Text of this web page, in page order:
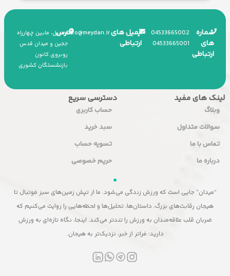
شماره
های
ارتباطی
04533665002
04533665001
ایمیل های
ارتباطی
info@meydan.ir آدرس
اردبیل، مابین چهارراه
ججین و میدان قدس
روبروی کانون
بازنشستگان کشوری
لینک های مفید
وبلاگ
سوالات متداول
تماس با ما
درباره ما
دسترسی سریع
حساب کاربری
سبد خرید
تسویه حساب
حریم خصوصی
“میدان” جایی است که ورزش زندگی می‌شود. ما از تپش زمین‌های سبز فوتبال تا
هیجان رقابت‌های بزرگ، داستان‌ها، تحلیل‌ها و لحظه‌هایی را روایت می‌کنیم که
ضربان قلب علاقه‌مندان به ورزش را تندتر می‌کند. اینجا، نگاه تازه‌ای به ورزش
دارید؛ فراتر از خبر، نزدیک‌تر به هیجان.